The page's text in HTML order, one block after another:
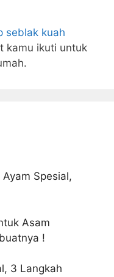
seblak kuah
kamu ikuti untuk
Spesial,
Asam
!
3 Langkah